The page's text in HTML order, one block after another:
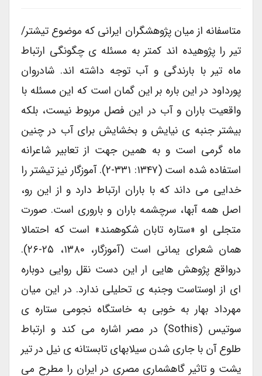
متاسفانه از میان پژوهشگران ایرانی که موضوع تیشتر/
تیر را پژوهیده اند کمتر به مسئله ی چگونگی ارتباط
ماه تیر با بارندگی و آب توجه داشته اند. شادروان
پورداود در این باره بر این گمان است که این مسئله با
واقعیت باران و آب در این فصل مربوط نیست، بلکه
بیشتر جنبه ی نیایش و بخشایش برای آب در چنین
ماه گرمی است و به همین جهت از تعابیر شاعرانه
استفاده شده است (۱۳۴۷: ۳۳۱-۲). آموزگار نیز تیشتر را
خدایی می داند که با باران ارتباط دارد و از این رو،
اصل همه آبها، سرچشمه باران و باروری است. صورت
متجلی او «ستاره تابان شکوهمند» است که احتمالا
همان شعرای یمانی است (آموزگار، ۱۳۸۰، ۲۵-۲۶).
درواقع پژوهش هایی ار این دست نقل روایی دوباره
ای از اوستاست وجنبه ی تحلیلی ندارد. در این میان
مهرداد بهار به خوبی به خاستگاه نجومی ستاره ی
سوتیس (Sothis) در مصر اشاره می کند و ارتباط
طلوع آن با جاری شدن سیلابهای تابستانه ی نیل در تیر
یشت و تاثیر گاهشماری مصری در ایران را مطرح می